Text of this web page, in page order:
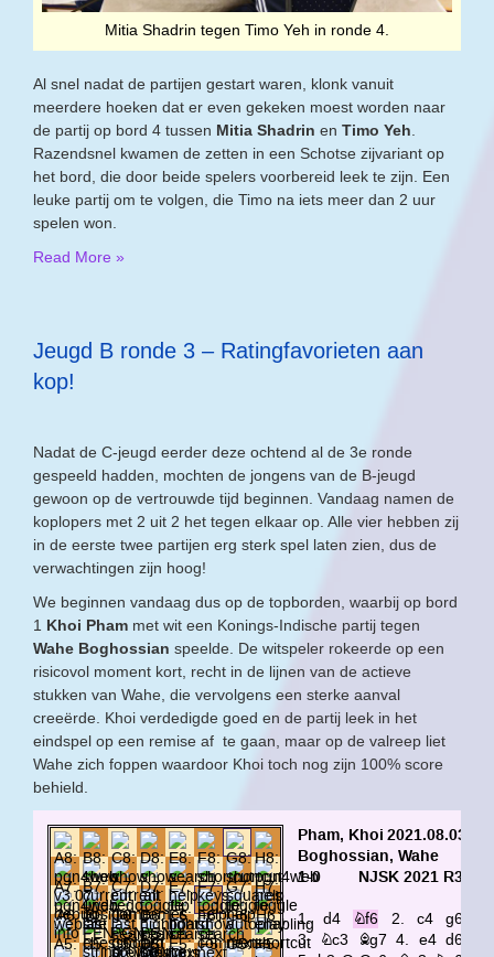
Mitia Shadrin tegen Timo Yeh in ronde 4.
Al snel nadat de partijen gestart waren, klonk vanuit
meerdere hoeken dat er even gekeken moest worden naar
de partij op bord 4 tussen Mitia Shadrin en Timo Yeh.
Razendsnel kwamen de zetten in een Schotse zijvariant op
het bord, die door beide spelers voorbereid leek te zijn. Een
leuke partij om te volgen, die Timo na iets meer dan 2 uur
spelen won.
Read More »
Jeugd B ronde 3 – Ratingfavorieten aan
kop!
Nadat de C-jeugd eerder deze ochtend al de 3e ronde
gespeeld hadden, mochten de jongens van de B-jeugd
gewoon op de vertrouwde tijd beginnen. Vandaag namen de
koplopers met 2 uit 2 het tegen elkaar op. Alle vier hebben zij
in de eerste twee partijen erg sterk spel laten zien, dus de
verwachtingen zijn hoog!
We beginnen vandaag dus op de topborden, waarbij op bord
1 Khoi Pham met wit een Konings-Indische partij tegen
Wahe Boghossian speelde. De witspeler rokeerde op een
risicovol moment kort, recht in de lijnen van de actieve
stukken van Wahe, die vervolgens een sterke aanval
creeërde. Khoi verdedigde goed en de partij leek in het
eindspel op een remise af te gaan, maar op de valreep liet
Wahe zich foppen waardoor Khoi toch nog zijn 100% score
behield.